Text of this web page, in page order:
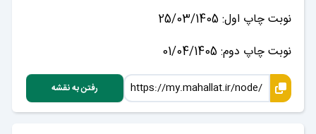
نوبت چاپ اول: 25/03/1405
نوبت چاپ دوم: 01/04/1405
رفتن به نقشه